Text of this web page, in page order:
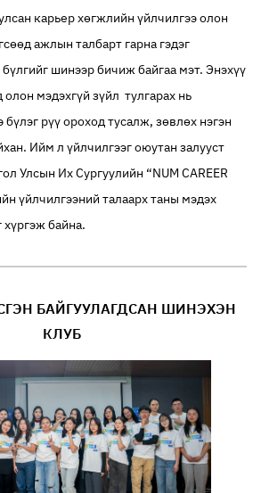
карьер хөгжлийн үйлчилгээ олон
ажлын талбарт гарна гэдэг
шинээр бичиж байгаа мэт. Энэхүү
олон мэдэхгүй зүйл тулгарах нь
бүлэг рүү ороход тусалж, зөвлөх нэгэн
Ийм л үйлчилгээг оюутан залууст
Улсын Их Сургуулийн “NUM CAREER
үйлчилгээний талаарх таны мэдэх
байна.
БАЙГУУЛАГДСАН ШИНЭХЭН
КЛУБ